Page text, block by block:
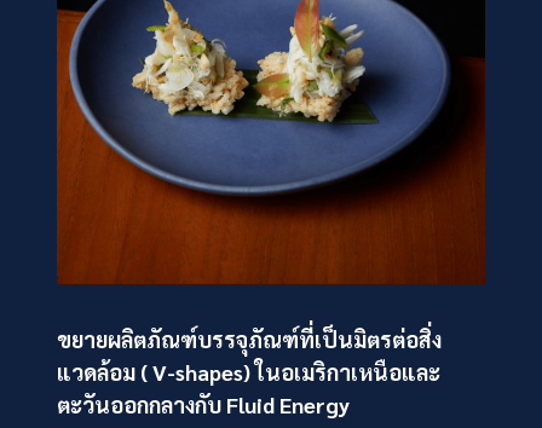
ขยายผลิตภัณฑ์บรรจุภัณฑ์ที่เป็นมิตรต่อสิ่ง
แวดล้อม ( V-shapes) ในอเมริกาเหนือและ
ตะวันออกกลางกับ Fluid Energy